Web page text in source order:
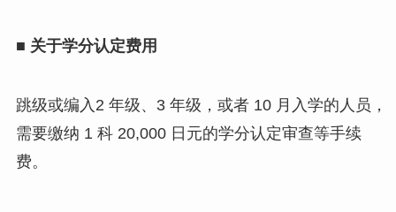
■ 关于学分认定费用
跳级或编入2 年级、3 年级，或者 10 月入学的人员，
需要缴纳 1 科 20,000 日元的学分认定审查等手续
费。